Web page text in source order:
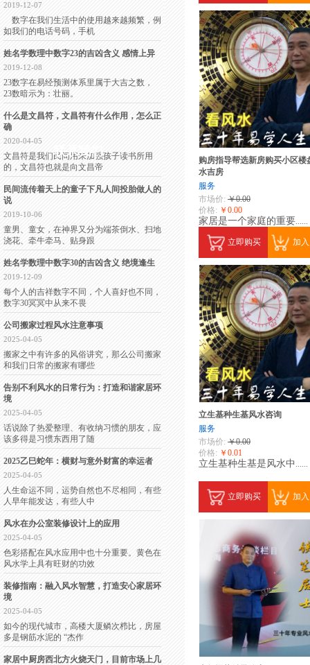
购房指导帮选新房购买小区楼
水吉房
服务
市场价: ￥0.00
价格: ￥0.00
家居是一个家庭的重要......
立即购买 加
立生基种生基风水咨询
服务
市场价: ￥0.00
价格: ￥0.01
立生基种生基是风水中 ......
立即购买 加
2019-12-07
数字在我们生活中的使用越来越频繁，例
如我们的电话号码，手机
姓名学数理中数字23的吉凶含义 感情上异
2019-12-08
23数字在易经预测体系里属于大吉之数，
23数暗示为：壮丽。
什么是文昌符，文昌符有什么作用，怎么正
确
2020-04-05
文昌符是我们民间用来加强孩子读书所用
的，文昌符也就是向文昌帝
民间流传着天上的童子下凡人间投胎做人的
说
2019-10-06
童男、童女，在神界又分为端茶倒水、扫地
浇花、牵牛牵马、贴身跟
姓名学数理中数字30的吉凶含义 绝境逢生
2019-12-09
每个人的吉祥数字不同，个人喜好也不同，
数字30冥冥中从来不畏
公司搬家过程风水注意事项
2025-04-05
搬家之中有许多的风俗讲究，那么公司搬家
和我们日常的搬家有哪些
告别不利风水的日常行为：打造和谐家居环
境
2025-04-05
话说除了热爱整理、有收纳习惯的朋友，应
该多得是习惯东西用了随
2025乙巳蛇年：横财与意外财富的幸运者
2025-04-05
人生命运不同，运势自然也不尽相同，有些
人早年能发达，有些人中
风水在办公室装修设计上的应用
2025-04-05
色彩搭配在风水应用中也十分重要。黄色在
风水学上具有旺财的功效
装修指南：融入风水智慧，打造安心家居环
境
2025-04-05
如今的现代城市，高楼大厦鳞次栉比，房屋
多是钢筋水泥的 “杰作
家居中厨房西北方火烧天门，目前市场上几
联系我们